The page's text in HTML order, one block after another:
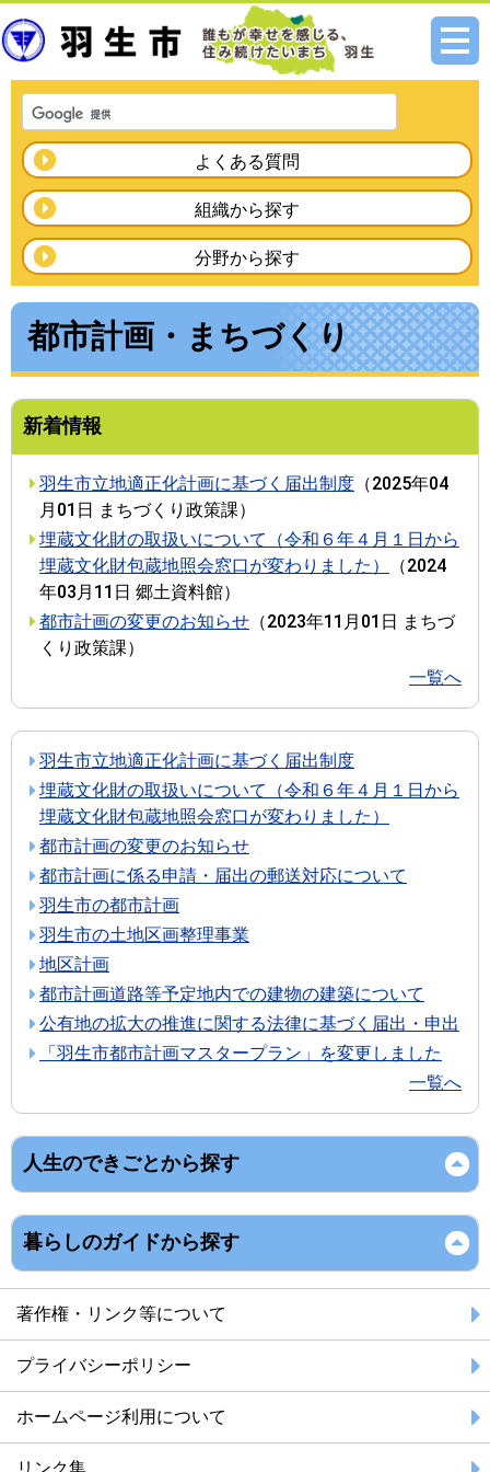
メニ
よくある質問
組織から探す
分野から探す
都市計画・まちづくり
新着情報
羽生市立地適正化計画に基づく届出制度 （2025年04
月01日 まちづくり政策課）
埋蔵文化財の取扱いについて（令和６年４月１日から
埋蔵文化財包蔵地照会窓口が変わりました）
（2024
年03月11日 郷土資料館）
都市計画の変更のお知らせ （2023年11月01日 まちづ
くり政策課）
一覧へ
羽生市立地適正化計画に基づく届出制度
埋蔵文化財の取扱いについて（令和６年４月１日から
埋蔵文化財包蔵地照会窓口が変わりました）
都市計画の変更のお知らせ
都市計画に係る申請・届出の郵送対応について
羽生市の都市計画
羽生市の土地区画整理事業
地区計画
都市計画道路等予定地内での建物の建築について
公有地の拡大の推進に関する法律に基づく届出・申出
「羽生市都市計画マスタープラン」を変更しました
一覧へ
人生のできごとから探す
暮らしのガイドから探す
著作権・リンク等について
プライバシーポリシー
ホームページ利用について